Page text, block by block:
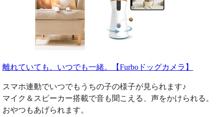
離れていても、いつでも一緒。【Furboドッグカメラ】
スマホ連動でいつでもうちの子の様子が見られます♪
マイク＆スピーカー搭載で音も聞こえる、声をかけられる。
おやつもあげられます。